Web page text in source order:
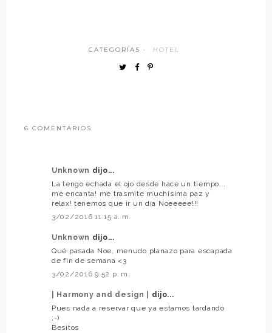
CATEGORÍAS · HOTEL
6 COMENTARIOS
Unknown dijo...
La tengo echada el ojo desde hace un tiempo...
me encanta! me trasmite muchísima paz y
relax! tenemos que ir un día Noeeeee!!!
3/02/2016 11:15 a. m.
Unknown dijo...
Qué pasada Noe, menudo planazo para escapada
de fin de semana <3
3/02/2016 9:52 p. m.
| Harmony and design |
dijo...
Pues nada a reservar que ya estamos tardando
;-)
Besitos